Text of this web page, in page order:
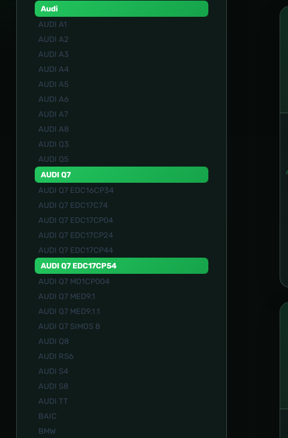
Audi
AUDI A1
AUDI A2
AUDI A3
AUDI A4
AUDI A5
AUDI A6
AUDI A7
AUDI A8
AUDI Q3
AUDI Q5
AUDI Q7
AUDI Q7 EDC16CP34
AUDI Q7 EDC17C74
AUDI Q7 EDC17CP04
AUDI Q7 EDC17CP24
AUDI Q7 EDC17CP44
AUDI Q7 EDC17CP54
AUDI Q7 MD1CP004
AUDI Q7 MED9.1
AUDI Q7 MED9.1.1
AUDI Q7 SIMOS 8
AUDI Q8
AUDI RS6
AUDI S4
AUDI S8
AUDI TT
BAIC
BMW